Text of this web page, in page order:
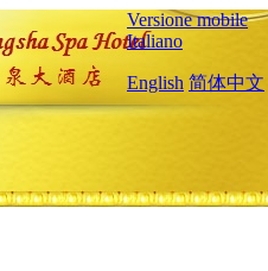
Versione mobile
Italiano
English 简体中文